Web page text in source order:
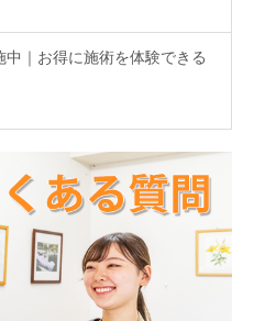
｜お得に施術を体験できる